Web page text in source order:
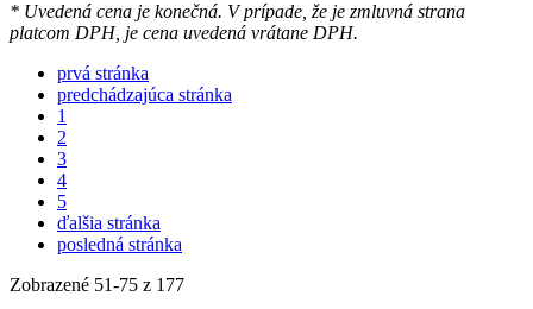
* Uvedená cena je konečná. V prípade, že je zmluvná strana
platcom DPH, je cena uvedená vrátane DPH.
prvá stránka
predchádzajúca stránka
1
2
3
4
5
ďalšia stránka
posledná stránka
Zobrazené 51-75 z 177